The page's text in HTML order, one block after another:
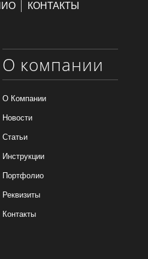
КОНТАКТЫ
О компании
О Компании
Новости
Статьи
Инструкции
Портфолио
Реквизиты
Контакты